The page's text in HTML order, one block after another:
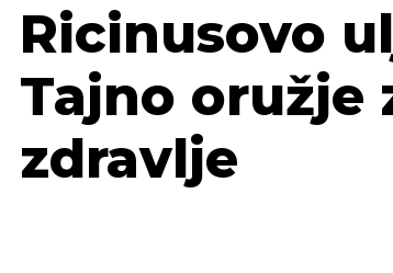
Ricinusovo
Tajno oružje
zdravlje